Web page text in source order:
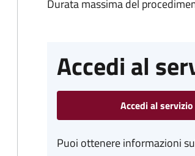
Durata massima del
Accedi al
Accedi al servizio
Puoi ottenere informazioni